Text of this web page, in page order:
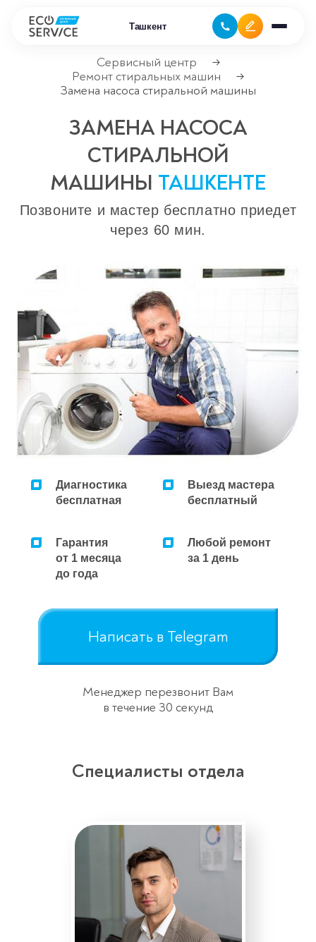
Ташкент
Ремонт бытовой техники
Ремонт климатической техники
Ремонт компьютерной техники
Ремонт офисной техники
Ремонт микроволновок
Ремонт парогенераторов
Ремонт пылесосов
Сервисный центр
→
Ремонт стиральных машин
→
Замена насоса стиральной машины
ЗАМЕНА НАСОСА
СТИРАЛЬНОЙ
МАШИНЫ ТАШКЕНТЕ
Позвоните и мастер бесплатно приедет
через 60 мин.
Диагностика
бесплатная
Выезд мастера
бесплатный
Гарантия
от 1 месяца
до года
Любой ремонт
за 1 день
Написать в Telegram
Менеджер перезвонит Вам
в течение 30 секунд
Специалисты отдела